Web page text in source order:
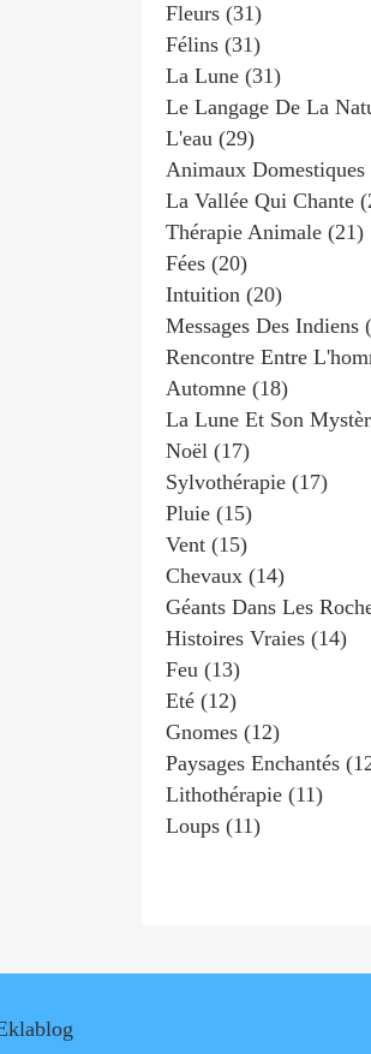
Fleurs (31)
Félins (31)
La Lune (31)
Le Langage De La
L'eau (29)
Animaux Domestiques
La Vallée Qui Chante
Thérapie Animale (21)
Fées (20)
Intuition (20)
Messages Des Indiens
Rencontre Entre
Automne (18)
La Lune Et Son
Noël (17)
Sylvothérapie (17)
Pluie (15)
Vent (15)
Chevaux (14)
Géants Dans Les
Histoires Vraies (14)
Feu (13)
Eté (12)
Gnomes (12)
Paysages Enchantés
Lithothérapie (11)
Loups (11)